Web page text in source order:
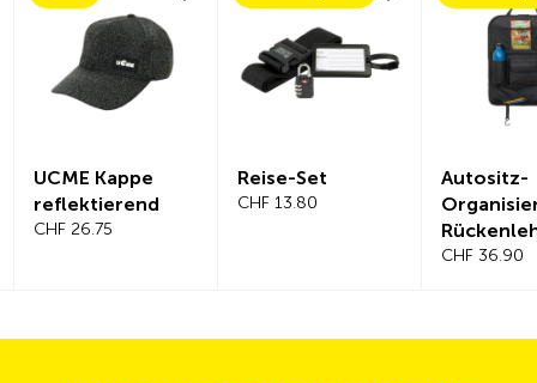
UCME Kappe
reflektierend
CHF 26.75
Reise-Set
CHF 13.80
Autositz-
hutz
CHF 36.90